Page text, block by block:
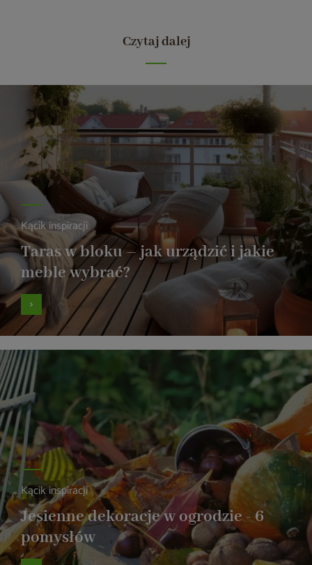
Czytaj dalej
Kącik inspiracji
Taras w bloku – jak urządzić i jakie
meble wybrać?
Kącik inspiracji
Jesienne dekoracje w ogrodzie - 6
pomysłów